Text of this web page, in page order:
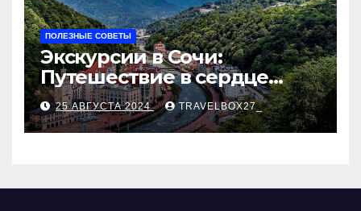
ПОЛЕЗНЫЕ СОВЕТЫ
Экскурсии в Сочи:
Путешествие в сердце
Черноморского курорта
25 АВГУСТА 2024 TRAVELBOX27_